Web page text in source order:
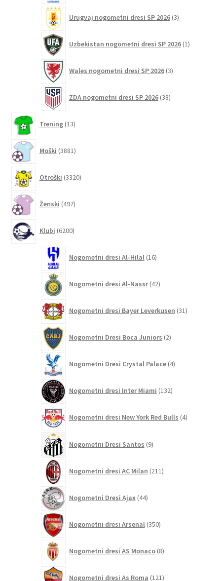
Urugvaj nogometni dresi SP 2026 3izdelki
Uzbekistan nogometni dresi SP 2026 1izdelek
Wales nogometni dresi SP 2026 3izdelki
ZDA nogometni dresi SP 2026 38izdelkov
Trening 13izdelkov
Moški 3881izdelkov
Otroški 3320izdelkov
Ženski 497izdelkov
Klubi 6200izdelkov
Nogometni dresi Al-Hilal 16izdelkov
Nogometni dresi Al-Nassr 42izdelkov
Nogometni dresi Bayer Leverkusen 31izdelkov
Nogometni Dresi Boca Juniors 2izdelka
Nogometni Dresi Crystal Palace 4izdelki
Nogometni dresi Inter Miami 132izdelkov
Nogometni dresi New York Red Bulls 4izdelki
Nogometni Dresi Santos 9izdelkov
Nogometni dresi AC Milan 211izdelkov
Nogometni Dresi Ajax 44izdelkov
Nogometni dresi Arsenal 350izdelkov
Nogometni dresi AS Monaco 8izdelkov
Nogometni dresi As Roma 121